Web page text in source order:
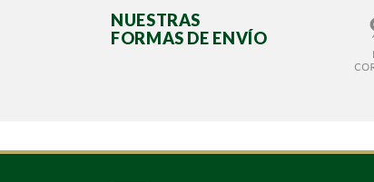
NUESTRAS
FORMAS DE ENVÍO